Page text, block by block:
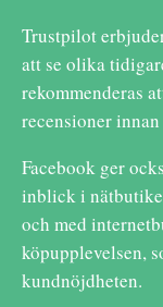
Trustpilot
att se olika
rekommenderas
recensioner
Facebook ger
inblick i
och med
köpupplevelsen,
kundnöjdheten.